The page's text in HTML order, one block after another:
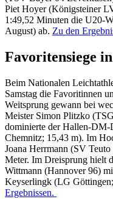
Piet Hoyer (Königsteiner
1:49,52 Minuten die U20-
August) ab. Zu den
Favoritensiege
Beim Nationalen
Samstag die Favoritinnen
Weitsprung gewann bei
Meister Simon Plitzko
dominierte der Hallen-
Chemnitz; 15,43 m). Im
Joana Herrmann (SV
Meter. Im Dreisprung hielt
Wittmann (Hannover 96)
Keyserlingk (LG
Ergebnissen.